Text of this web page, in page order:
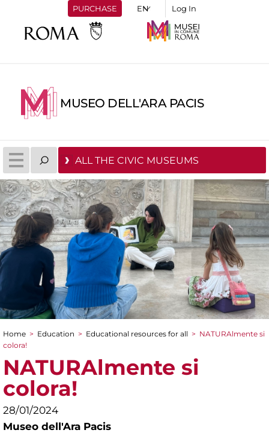
PURCHASE Log In
MUSEO DELL'ARA PACIS
ALL THE CIVIC MUSEUMS
You are here
Home > Education > Educational resources for all > NATURAlmente si
colora!
NATURAlmente si
colora!
28/01/2024
Museo dell'Ara Pacis